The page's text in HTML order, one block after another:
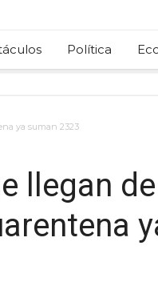
Política
ya suman 2323
llegan de